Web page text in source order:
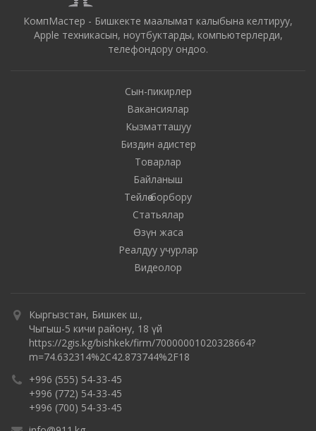
КомпМастер - Бишкекте маалымат калыбына келтируу,
Apple техникасын, ноутбуктарды, компьютерлерди,
телефондору ондоо.
Сын-пикирлер
Вакансиялар
Кызматташуу
Биздин адистер
Товарлар
Байланыш
Тейлөө борбору
Статьялар
Өзүн жаса
Реалдуу учурлар
Видеолор
Кыргызстан, Бишкек ш.,
Чыгыш-5 кичи району, 18 үй
https://2gis.kg/bishkek/firm/70000001020328664?
m=74.632314%2C42.873744%2F18
+996 (555) 54-33-45
+996 (772) 54-33-45
+996 (700) 54-33-45